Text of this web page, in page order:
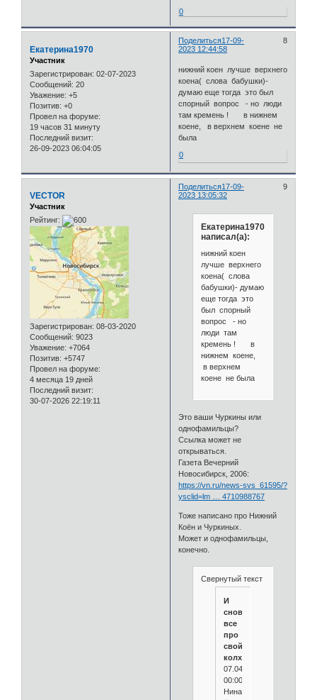
0
Поделиться 8
17-09-
2023 12:44:58
Екатерина1970
Участник
Зарегистрирован: 02-07-2023
Сообщений: 20
Уважение: +5
Позитив: +0
Провел на форуме:
19 часов 31 минуту
Последний визит:
26-09-2023 06:04:05
нижний коен лучше верхнего
коена( слова бабушки)-
думаю еще тогда это был
спорный вопрос - но люди
там кремень ! в нижнем
коене, в верхнем коене не
была
0
Поделиться 9
17-09-
2023 13:05:32
VECTOR
Участник
Рейтинг:
Зарегистрирован: 08-03-2020
Сообщений: 9023
Уважение: +7064
Позитив: +5747
Провел на форуме:
4 месяца 19 дней
Последний визит:
30-07-2026 22:19:11
Екатерина1970
написал(а):
нижний коен
лучше верхнего
коена( слова
бабушки)- думаю
еще тогда это
был спорный
вопрос - но
люди там
кремень ! в
нижнем коене,
в верхнем
коене не была
Это ваши Чуркины или
однофамильцы?
Ссылка может не
открываться.
Газета Вечерний
Новосибирск, 2006:
https://vn.ru/news-svs_61595/?
ysclid=lm … 4710988767
Тоже написано про Нижний
Коён и Чуркиных.
Может и однофамильцы,
конечно.
Свернутый текст
И
снова
все
про
свой
колхоз
07.04.2006
00:00:00
Нина